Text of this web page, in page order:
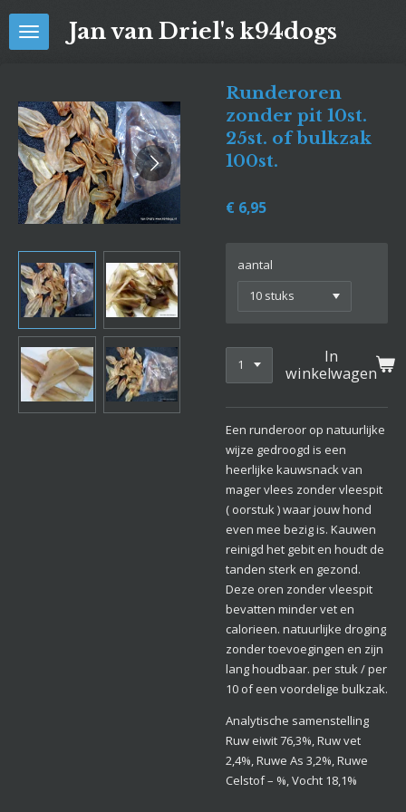
Ga
direct
Jan van Driel's k94dogs
Runderoren
zonder pit 10st.
25st. of bulkzak
100st.
€ 6,95
aantal
In
winkelwagen
Een runderoor op natuurlijke
wijze gedroogd is een
heerlijke kauwsnack van
mager vlees zonder vleespit
( oorstuk ) waar jouw hond
even mee bezig is. Kauwen
reinigd het gebit en houdt de
tanden sterk en gezond.
Deze oren zonder vleespit
bevatten minder vet en
calorieen. natuurlijke droging
zonder toevoegingen en zijn
lang houdbaar. per stuk / per
10 of een voordelige bulkzak.
Analytische samenstelling
Ruw eiwit 76,3%, Ruw vet
2,4%, Ruwe As 3,2%, Ruwe
Celstof – %, Vocht 18,1%